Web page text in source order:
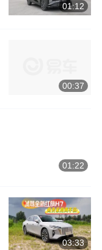
01:12
00:37
01:22
03:33